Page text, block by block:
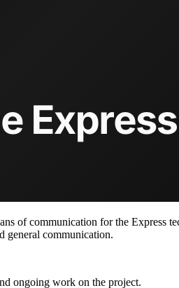
of communication for the
general communication.
ongoing work on the project.